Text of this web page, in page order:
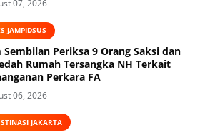
07, 2026
JAMPIDSUS
Periksa 9 Orang Saksi dan
Rumah Tersangka NH Terkait
Perkara FA
06, 2026
JAKARTA